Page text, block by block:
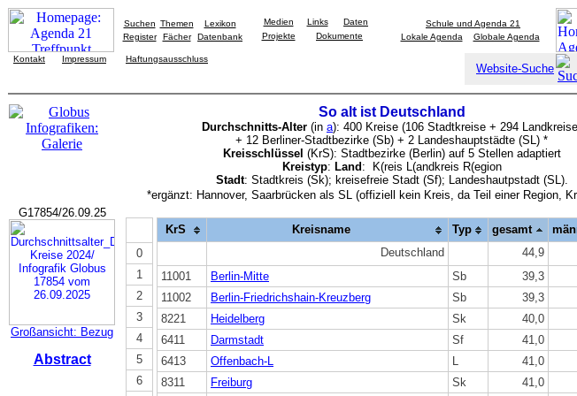
Suchen Themen
Lexikon
Register
Fächer Datenbank
Medien Links
Daten
Projekte
Dokumente
Schule und Agenda 21
Lokale Agenda
Globale Agenda
Kontakt Impressum Haftungsausschluss
Website-Suche
So alt ist Deutschland
Durchschnitts-Alter (in a): 400 Kreise (106 Stadtkreise + 294
+ 12 Berliner-Stadtbezirke (Sb) + 2 Landeshauptstädte (SL) *
Kreisschlüssel (KrS): Stadtbezirke (Berlin) auf 5 Stellen adaptiert
Kreistyp: Land : K(reis L(andkreis R(egion
Stadt: Stadtkreis (Sk); kreisefreie Stadt (Sf); Landeshautpstadt (SL).
*ergänzt: Hannover, Saarbrücken als SL (offiziell kein Kreis, da Teil einer Region,
G17854/26.09.25
Großansicht: Bezug
Abstract
0
1
2
3
4
5
6
Deutschland 44,9
KrS Kreisname Typ gesamt
11001 Berlin-Mitte Sb 39,3
11002
Berlin-Friedrichshain-Kreuzberg Sb 39,3
8221
Heidelberg Sk 40,0
6411
Darmstadt Sf 41,0
6413
Offenbach-L L 41,0
8311
Freiburg Sk 41,0